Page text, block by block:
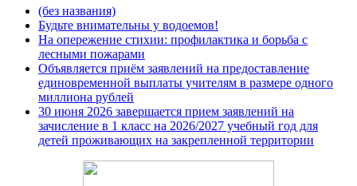
(без названия)
Будьте внимательны у водоемов!
На опережение стихии: профилактика и борьба с
лесными пожарами
Объявляется приём заявлений на предоставление
единовременной выплаты учителям в размере одного
миллиона рублей
30 июня 2026 завершается прием заявлений на
зачисление в 1 класс на 2026/2027 учебный год для
детей проживающих на закрепленной территории